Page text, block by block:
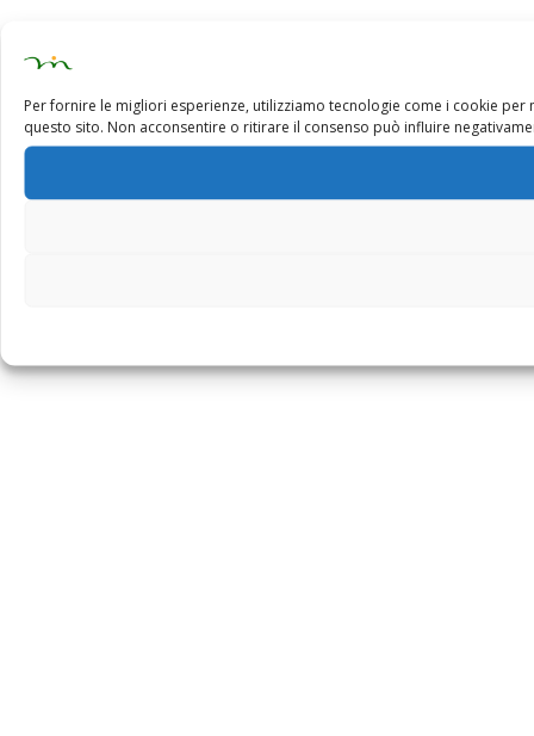
Per fornire le migliori esperienze, utilizziamo tecnologie come i cookie
questo sito. Non acconsentire o ritirare il consenso può influire